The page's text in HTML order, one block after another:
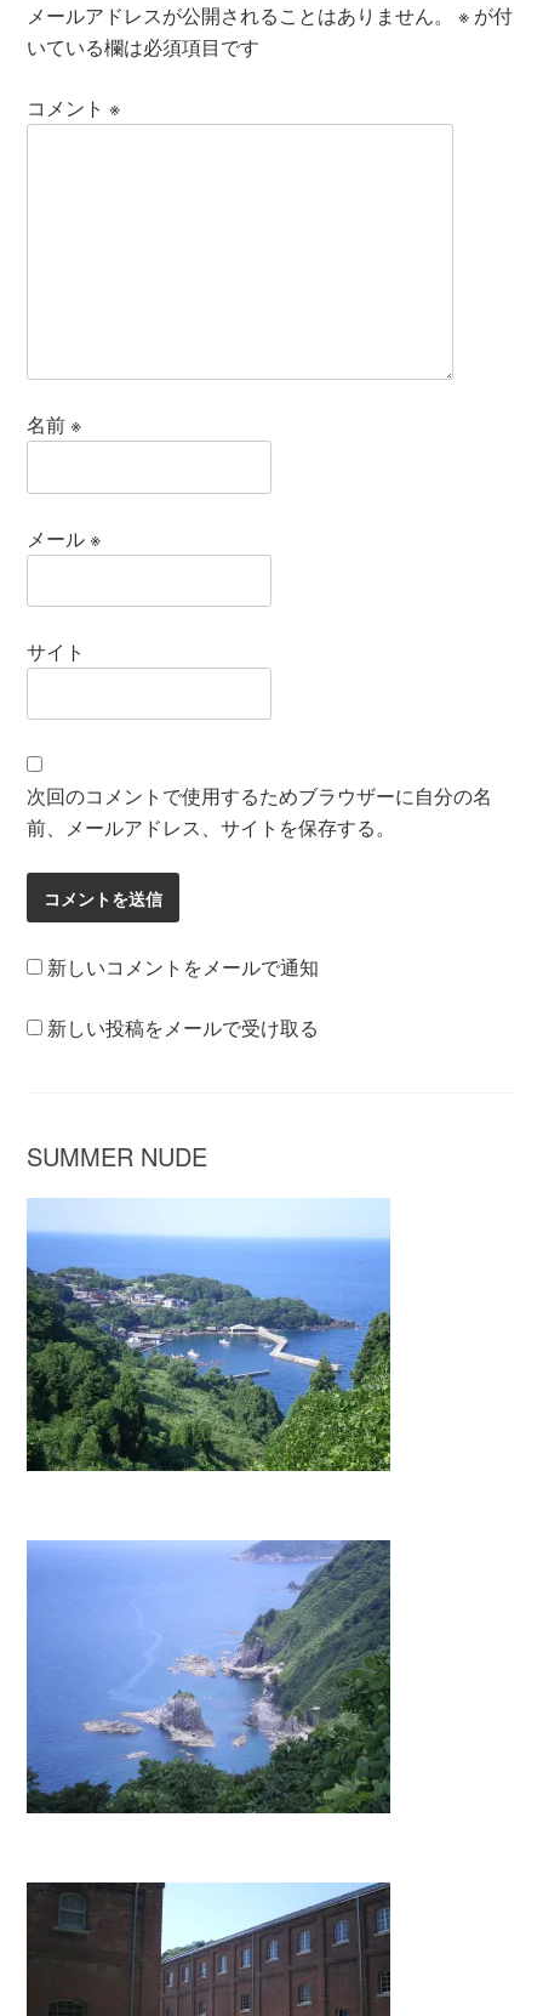
メールアドレスが公開されることはありません。 ※ が付
いている欄は必須項目です
コメント※
名前※
メール※
サイト
次回のコメントで使用するためブラウザーに自分の名
前、メールアドレス、サイトを保存する。
新しいコメントをメールで通知
新しい投稿をメールで受け取る
SUMMER NUDE